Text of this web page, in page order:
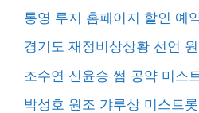
통영 루지 홈페이지 할인 예
경기도 재정비상상황 선언
조수연 신윤승 썸 공약 미스
박성호 원조 갸루상 미스트